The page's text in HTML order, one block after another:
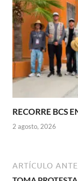
RECORRE BCS
2 agosto, 2026
ARTÍCULO